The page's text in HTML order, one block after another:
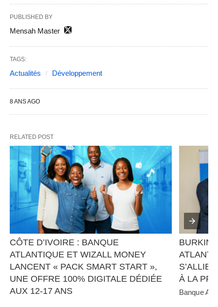
PUBLISHED BY
Mensah Master
TAGS:
Actualités Développement
8 ANS AGO
RELATED POST
CÔTE D’IVOIRE : BANQUE
ATLANTIQUE ET WIZALL MONEY
LANCENT « PACK SMART START »,
UNE OFFRE 100% DIGITALE DÉDIÉE
AUX 12-17 ANS
À LA
Banque